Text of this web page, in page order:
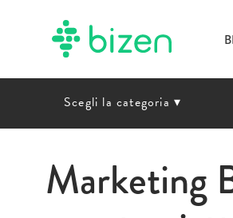
Scegli la categoria ▾
Marketing